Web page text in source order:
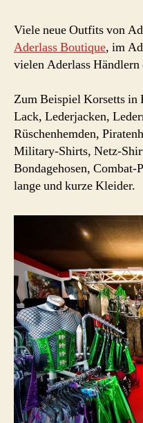
Viele neue Outfits von
Aderlass Boutique, im
vielen Aderlass
Zum Beispiel Korsetts
Lack, Lederjacken,
Rüschenhemden,
Military-Shirts, Netz-
Bondagehosen,
lange und kurze Kleider.